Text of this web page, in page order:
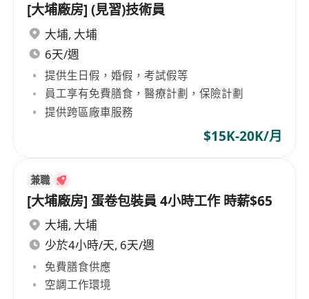
[大埔廠房] (見習)技術員
大埔, 大埔
6天/週
提供生日假，婚假，考試假等
員工享有免費膳食，醫療計劃，保險計劃
提供跨區廠車服務
$15K-20K/月
兼職
[大埔廠房] 蛋卷包裝員 4小時工作 時薪$65
大埔, 大埔
少於4小時/天, 6天/週
免費膳食供應
空調工作環境